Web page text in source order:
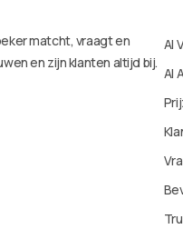
matcht, vraagt en
en zijn klanten altijd bij.
AI
AI